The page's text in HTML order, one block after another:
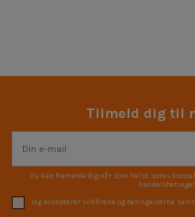
Tilmeld dig til
Du kan framelde dig når som helst. Vores
Jeg accepterer vilkårene og betingelserne